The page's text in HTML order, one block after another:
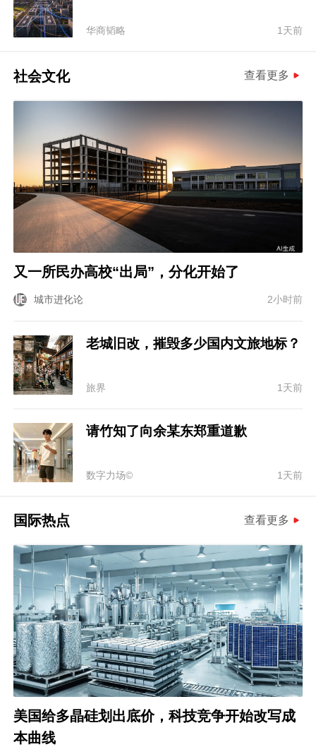
华商韬略 1天前
社会文化 查看更多
又一所民办高校“出局”，分化开始了
城市进化论 2小时前
老城旧改，摧毁多少国内文旅地标？
旅界 1天前
请竹知了向余某东郑重道歉
数字力场© 1天前
国际热点 查看更多
美国给多晶硅划出底价，科技竞争开始改写成
本曲线